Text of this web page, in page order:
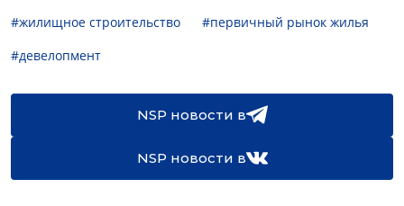
#жилищное строительство
#первичный рынок жилья
#девелопмент
NSP новости в
NSP новости в